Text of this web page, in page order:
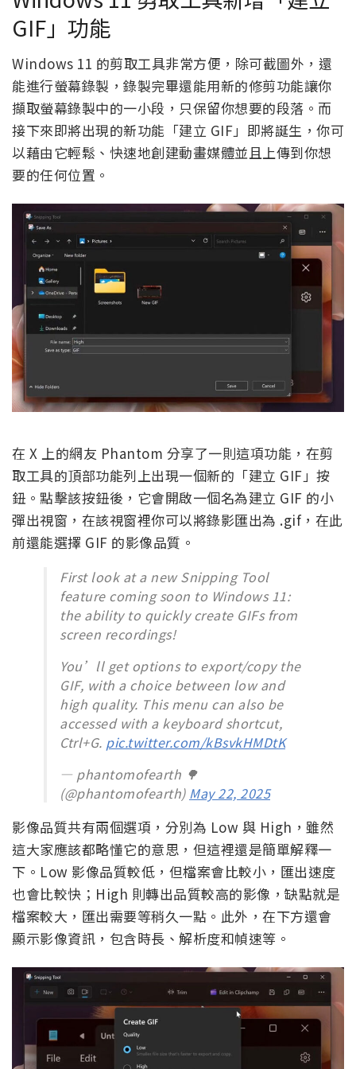
GIF」功能
Windows 11 的剪取工具非常方便，除可截圖外，還
能進行螢幕錄製，錄製完畢還能用新的修剪功能讓你
擷取螢幕錄製中的一小段，只保留你想要的段落。而
接下來即將出現的新功能「建立 GIF」即將誕生，你可
以藉由它輕鬆、快速地創建動畫媒體並且上傳到你想
要的任何位置。
在 X 上的網友 Phantom 分享了一則這項功能，在剪
取工具的頂部功能列上出現一個新的「建立 GIF」按
鈕。點擊該按鈕後，它會開啟一個名為建立 GIF 的小
彈出視窗，在該視窗裡你可以將錄影匯出為 .gif，在此
前還能選擇 GIF 的影像品質。
First look at a new Snipping Tool
feature coming soon to Windows 11:
the ability to quickly create GIFs from
screen recordings!
You’ll get options to export/copy the
GIF, with a choice between low and
high quality. This menu can also be
accessed with a keyboard shortcut,
Ctrl+G. pic.twitter.com/kBsvkHMDtK
— phantomofearth 🌳
(@phantomofearth) May 22, 2025
影像品質共有兩個選項，分別為 Low 與 High，雖然
這大家應該都略懂它的意思，但這裡還是簡單解釋一
下。Low 影像品質較低，但檔案會比較小，匯出速度
也會比較快；High 則轉出品質較高的影像，缺點就是
檔案較大，匯出需要等稍久一點。此外，在下方還會
顯示影像資訊，包含時長、解析度和幀速等。